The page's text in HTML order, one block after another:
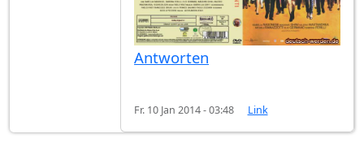
Antworten
Fr. 10 Jan 2014 - 03:48 Link